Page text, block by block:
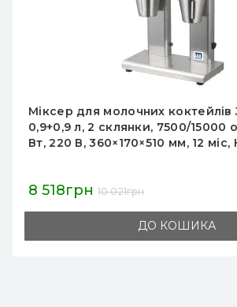
Міксер молочний GoodFood
5 340грн 5 933грн
ДО КОШИКА